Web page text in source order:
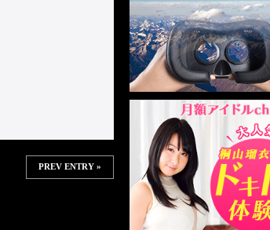
PREV ENTRY »